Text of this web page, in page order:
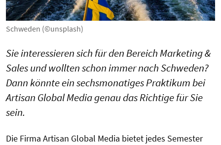
Schweden (©unsplash)
Sie interessieren sich für den Bereich Marketing &
Sales und wollten schon immer nach Schweden?
Dann könnte ein sechsmonatiges Praktikum bei
Artisan Global Media genau das Richtige für Sie
sein.
Die Firma Artisan Global Media bietet jedes Semester